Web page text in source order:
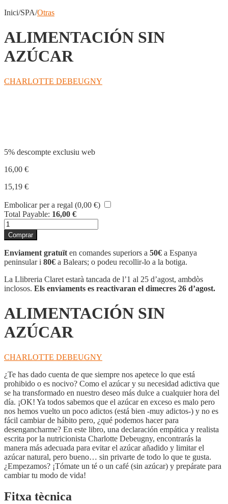
Inici/SPA/Otras
ALIMENTACIÓN SIN
AZÚCAR
CHARLOTTE DEBEUGNY
5% descompte exclusiu web
16,00 €
15,19 €
Embolicar per a regal (0,00 €)
Total Payable: 16,00 €
quantitat
de
ALIMENTACIÓN
SIN
AZÚCAR
Comprar
Enviament gratuït en comandes superiors a 50€ a Espanya
peninsular i 80€ a Balears; o podeu recollir-lo a la botiga.
La Llibreria Claret estarà tancada de l’1 al 25 d’agost, ambdòs
inclosos. Els enviaments es reactivaran el dimecres 26 d’agost.
ALIMENTACIÓN SIN
AZÚCAR
CHARLOTTE DEBEUGNY
¿Te has dado cuenta de que siempre nos apetece lo que está
prohibido o es nocivo? Como el azúcar y su necesidad adictiva que
se ha transformado en nuestro deseo más dulce a cualquier hora del
día. ¡OK! Ya todos sabemos que el azúcar en exceso es malo pero
nos hemos vuelto un poco adictos (está bien -muy adictos-) y no es
fácil cambiar de hábito pero, ¿qué podemos hacer para
desengancharme? En este libro, una declaración empática y realista
escrita por la nutricionista Charlotte Debeugny, encontrarás la
manera más adecuada para evitar el azúcar añadido y limitar el
azúcar natural, pero bueno… sin privarte de todo lo que te gusta.
¿Empezamos? ¡Tómate un té o un café (sin azúcar) y prepárate para
cambiar tu modo de vida!
Fitxa tècnica